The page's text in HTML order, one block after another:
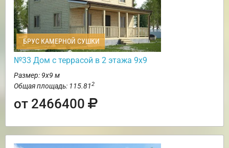
БРУС КАМЕРНОЙ СУШКИ
№33 Дом с террасой в 2 этажа 9х9
Размер: 9х9 м
Общая площадь: 115.812
от 2466400